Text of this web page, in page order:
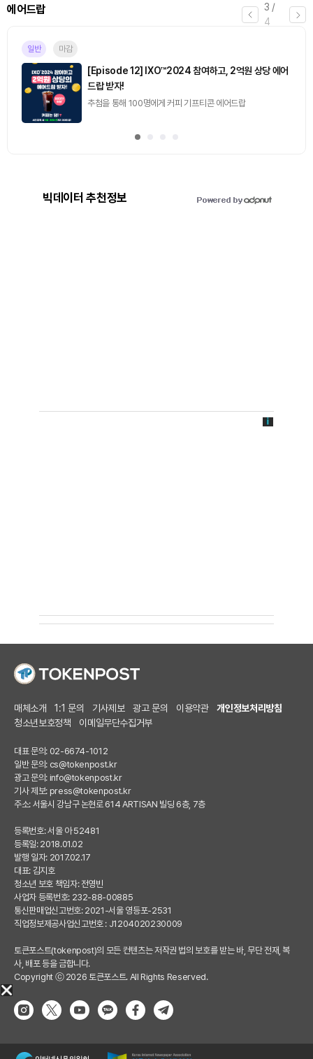
4 /
4
퀴즈
진행중
[토큰포스트] 기사 퀴즈 658회차
2026.08.07 (금) ~ 2026.08.08 (토)
빅데이터 추천정보
매체소개 1:1 문의 기사제보 광고 문의 이용약관
개인정보처리방침
청소년보호정책
이메일무단수집거부
대표 문의: 02-6674-1012
일반 문의: cs@tokenpost.kr
광고 문의: info@tokenpost.kr
기사 제보: press@tokenpost.kr
주소: 서울시 강남구 논현로 614 ARTISAN 빌딩 6층, 7층
등록번호: 서울 아 52481
등록일: 2018.01.02
발행 일자: 2017.02.17
대표: 김지호
청소년 보호 책임자: 전영빈
사업자 등록번호: 232-88-00885
통신판매업신고번호: 2021-서울 영등포-2531
직업정보제공사업신고번호 : J1204020230009
토큰포스트(tokenpost)의 모든 컨텐츠는 저작권 법의 보호를 받는 바, 무단 전재, 복
사, 배포 등을 금합니다.
Copyright ⓒ 2026 토큰포스트. All Rights Reserved.